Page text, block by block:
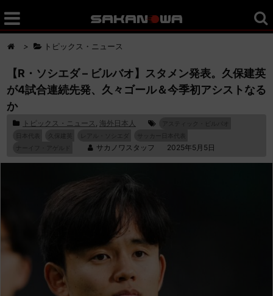
> トピックス・ニュース
【R・ソシエダ – ビルバオ】スタメン発表。久保建英
が4試合連続先発、久々ゴール＆今季初アシストなる
か
トピックス・ニュース , 海外日本人
久保建英
サカノワスタッフ 2025年5月5日